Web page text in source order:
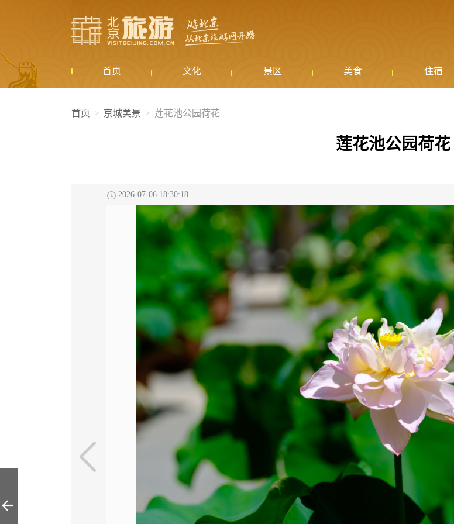
首页 文化 景区 美食 住宿
首页 京城美景 莲花池公园荷花
莲花池公园荷花
2026-07-06 18:30:18